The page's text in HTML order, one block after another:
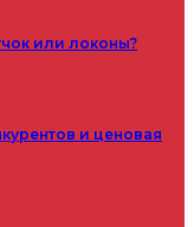
или локоны?
и ценовая